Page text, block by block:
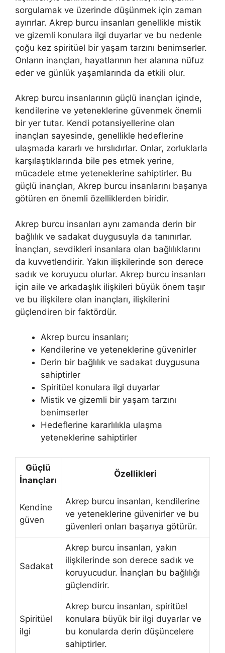
sorgulamak ve üzerinde düşünmek için zaman
ayırırlar. Akrep burcu insanları genellikle mistik
ve gizemli konulara ilgi duyarlar ve bu nedenle
çoğu kez spiritüel bir yaşam tarzını benimserler.
Onların inançları, hayatlarının her alanına nüfuz
eder ve günlük yaşamlarında da etkili olur.
Akrep burcu insanlarının güçlü inançları içinde,
kendilerine ve yeteneklerine güvenmek önemli
bir yer tutar. Kendi potansiyellerine olan
inançları sayesinde, genellikle hedeflerine
ulaşmada kararlı ve hırslıdırlar. Onlar, zorluklarla
karşılaştıklarında bile pes etmek yerine,
mücadele etme yeteneklerine sahiptirler. Bu
güçlü inançları, Akrep burcu insanlarını başarıya
götüren en önemli özelliklerden biridir.
Akrep burcu insanları aynı zamanda derin bir
bağlılık ve sadakat duygusuyla da tanınırlar.
İnançları, sevdikleri insanlara olan bağlılıklarını
da kuvvetlendirir. Yakın ilişkilerinde son derece
sadık ve koruyucu olurlar. Akrep burcu insanları
için aile ve arkadaşlık ilişkileri büyük önem taşır
ve bu ilişkilere olan inançları, ilişkilerini
güçlendiren bir faktördür.
Akrep burcu insanları;
Kendilerine ve yeteneklerine güvenirler
Derin bir bağlılık ve sadakat duygusuna
sahiptirler
Spiritüel konulara ilgi duyarlar
Mistik ve gizemli bir yaşam tarzını
benimserler
Hedeflerine kararlılıkla ulaşma
yeteneklerine sahiptirler
Güçlü
İnançları
Özellikleri
Kendine
güven
Akrep burcu insanları, kendilerine
ve yeteneklerine güvenirler ve bu
güvenleri onları başarıya götürür.
Sadakat
Akrep burcu insanları, yakın
ilişkilerinde son derece sadık ve
koruyucudur. İnançları bu bağlılığı
güçlendirir.
Spiritüel
ilgi
Akrep burcu insanları, spiritüel
konulara büyük bir ilgi duyarlar ve
bu konularda derin düşüncelere
sahiptirler.